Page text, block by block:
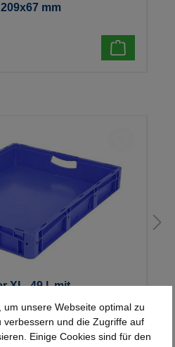
mm
XL, 49 l, mit
unsere Webseite optimal zu
verbessern und die Zugriffe auf
Einige Cookies sind für den